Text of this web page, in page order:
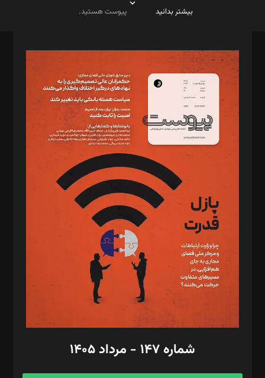
بیشتر بدانید
پیوست هستید.
مدیر مسئول: محمدباقر اثنی‌عشری
سردبیر: مهرک محمودی
دبیر تحریریه: میثم قاسمی
د‌بیر ناداستان: سمانه سمیع
د‌بیر خدمت و تجارت: ابوالفضل رجبی
د‌بیر حقوق فناوری: حسام‌الدین ایپکچی
د‌بیر پیوست جهان: مینا پاکدل
د‌بیر تحریریه آنلاین: بابک نقاش
تحریریه‌: مجتبی محمود‌ی، آرش برهمند، یسنا امان‌پور، سروش کرمیان،
مصطفی مسجدی آرانی، ابوالفضل رجبی، زهرا فکرانه، فائزه فتحی
رستمی،مصطفی باستان
ویرایش: نگار استاد‌‌آقا
طراح یونیفرم: مجید توکلی
فیلمبرداری و عکاسی: امیر شفیعی، مانی لطفی زاده
گرافیک و صفحه‌آرایی: سید‌سبحان‌علی ثابت
مد‌یر توسعه تجاری: کامبیز برید‌
امور مالی: شاپور رهبری، محمد‌ کاظمی‌نیا
آگهی و مشترکین: ۰۹۱۹۹۹۹۰۴۵۴
شماره ۱۴۷ - مرداد ۱۴۰۵